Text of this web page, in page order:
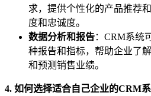
求，提供个性化的产品推荐
度和忠诚度。
数据分析和报告：CRM系统
种报告和指标，帮助企业了
和预测销售业绩。
4. 如何选择适合自己企业的CRM系